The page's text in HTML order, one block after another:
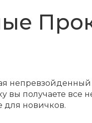
вы получаете
для новичков.